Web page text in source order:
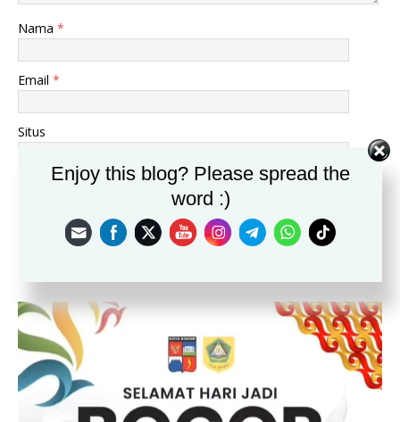
Nama *
Email *
Situs
Save my name, email, and website in this browser for the
Enjoy this blog? Please spread the
word :)